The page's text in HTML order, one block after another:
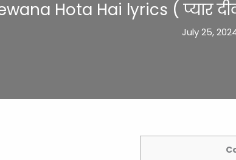
Hota Hai lyrics ( प्यार
July 25,